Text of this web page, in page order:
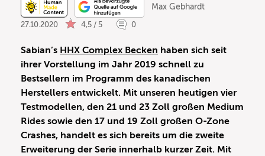
Max Gebhardt
27.10.2020 4,5 / 5 0
Sabian’s HHX Complex Becken haben sich seit
ihrer Vorstellung im Jahr 2019 schnell zu
Bestsellern im Programm des kanadischen
Herstellers entwickelt. Mit unseren heutigen vier
Testmodellen, den 21 und 23 Zoll großen Medium
Rides sowie den 17 und 19 Zoll großen O-Zone
Crashes, handelt es sich bereits um die zweite
Erweiterung der Serie innerhalb kurzer Zeit. Mit